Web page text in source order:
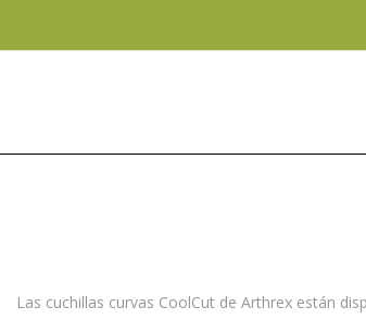
Las cuchillas curvas CoolCut de Arthrex están